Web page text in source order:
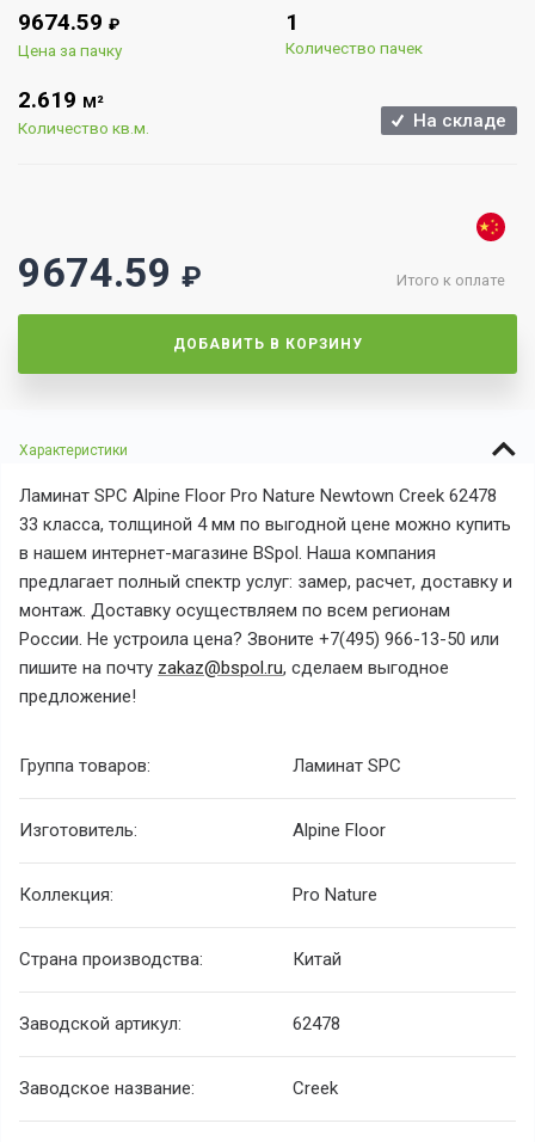
9674.59 ₽
Цена за пачку
1
Количество пачек
2.619 М²
Количество кв.м. На складе
Итого к оплате
9674.59 ₽
ДОБАВИТЬ В КОРЗИНУ
Характеристики
Ламинат SPC Alpine Floor Pro Nature Newtown Creek 62478
33 класса, толщиной 4 мм по выгодной цене можно купить
в нашем интернет-магазине BSpol. Наша компания
предлагает полный спектр услуг: замер, расчет, доставку и
монтаж. Доставку осуществляем по всем регионам
России. Не устроила цена? Звоните +7(495) 966-13-50 или
пишите на почту zakaz@bspol.ru, сделаем выгодное
предложение!
Группа товаров: Ламинат SPC
Изготовитель: Alpine Floor
Коллекция: Pro Nature
Страна производства: Китай
Заводской артикул: 62478
Заводское название: Creek